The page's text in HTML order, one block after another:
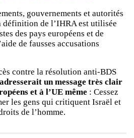
gouvernements et autorités
définition de l’IHRA est utilisée
des pays européens et de
de fausses accusations
contre la résolution anti-BDS
adresserait un message très clair
et à l’UE même : Cessez
les gens qui critiquent Israël et
de l’homme.